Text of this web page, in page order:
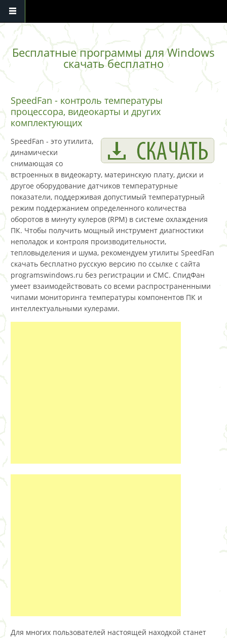
Перейти к основному содержанию
Бесплатные программы для Windows
скачать бесплатно
SpeedFan - контроль температуры
процессора, видеокарты и других
комплектующих
SpeedFan - это утилита,
динамически
снимающая со
встроенных в видеокарту, материнскую плату, диски и
другое оборудование датчиков температурные
показатели, поддерживая допустимый температурный
режим поддержанием определенного количества
оборотов в минуту кулеров (RPM) в системе охлаждения
ПК. Чтобы получить мощный инструмент диагностики
неполадок и контроля производительности,
тепловыделения и шума, рекомендуем утилиты SpeedFan
скачать бесплатно русскую версию по ссылке с сайта
programswindows.ru без регистрации и СМС. СпидФан
умеет взаимодействовать со всеми распространенными
чипами мониторинга температуры компонентов ПК и
интеллектуальными кулерами.
Для многих пользователей настоящей находкой станет